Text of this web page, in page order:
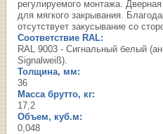
регулируемого монтажа.
для мягкого закрывания.
отсутствует закусывание со
Соответствие RAL:
RAL 9003 - Сигнальный белый
Signalweiß).
Толщина, мм:
36
Масса брутто, кг:
17,2
Объем, куб.м:
0,048